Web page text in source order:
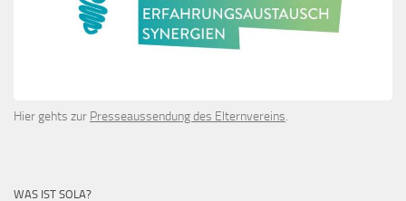
Hier gehts zur Presseaussendung des Elternvereins.
WAS IST SOLA?